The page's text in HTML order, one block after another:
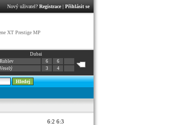
Nový uživatel? Registrace| Přihlásit se
XT Prestige MP
Dubai
Rublev
6
6
Veselý
3 4
6:2 6:3